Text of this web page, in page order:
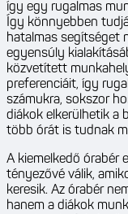
így egy rugalmas
Így könnyebben
hatalmas segítséget
egyensúly
közvetített
preferenciáit, így
számukra, sokszor
diákok elkerülhetik a
több órát is tudnak
A kiemelkedő órabér
tényezővé válik,
keresik. Az órabér
hanem a diákok